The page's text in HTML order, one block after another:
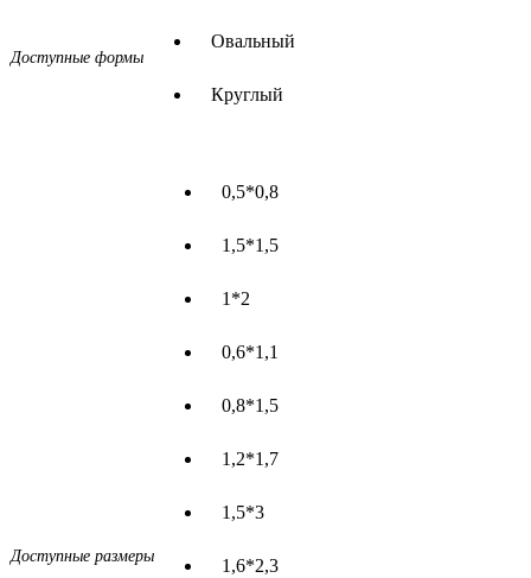
Доступные формы
Овальный
Круглый
Доступные размеры
0,5*0,8
1,5*1,5
1*2
0,6*1,1
0,8*1,5
1,2*1,7
1,5*3
1,6*2,3